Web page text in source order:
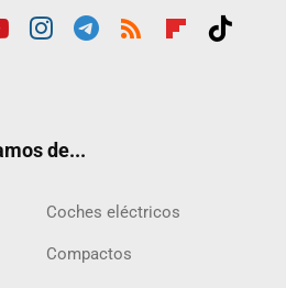
de...
Coches eléctricos
Compactos